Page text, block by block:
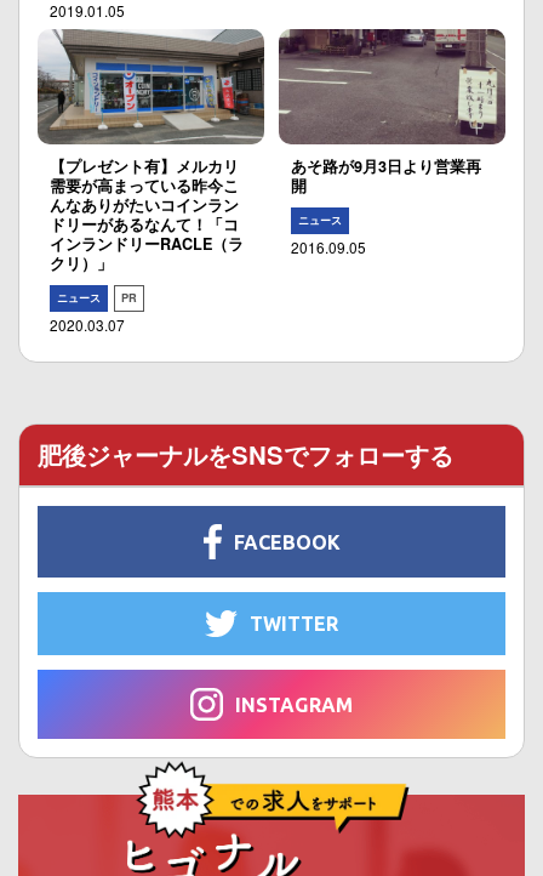
2019.01.05
【プレゼント有】メルカリ
需要が高まっている昨今こ
んなありがたいコインラン
ドリーがあるなんて！「コ
インランドリーRACLE（ラ
クリ）」
ニュース PR
2020.03.07
あそ路が9月3日より営業再
開
ニュース
2016.09.05
肥後ジャーナルをSNSでフォローする
FACEBOOK
TWITTER
INSTAGRAM